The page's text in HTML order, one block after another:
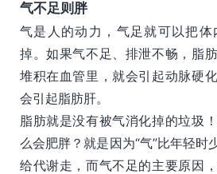
气不足则胖
气是人的动力，气足就可以把
掉。如果气不足、排泄不畅，脂
堆积在血管里，就会引起动脉硬
会引起脂肪肝。
脂肪就是没有被气消化掉的垃圾
么会肥胖？就是因为“气”比年轻时
给代谢走，而气不足的主要原因